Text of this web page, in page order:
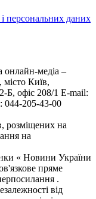
і персональних даних
онлайн-медіа –
Київ,
офіс 208/1 E-mail:
044-205-43-00
розміщених на
на
« Новини України
пряме
.
від